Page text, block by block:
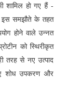
शामिल हो गए हैं -
इस समझौते के तहत
होने वाले उन्नत
को स्थिरीकृत
तरह से नए उत्पाद
शोध उपकरण और